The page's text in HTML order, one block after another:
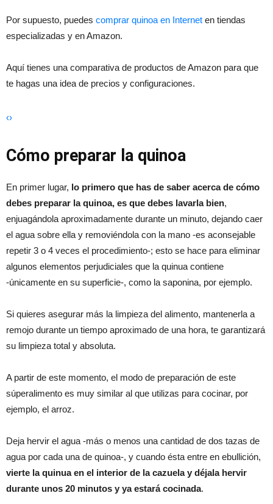
Por supuesto, puedes comprar quinoa en Internet en tiendas
especializadas y en Amazon.
Aquí tienes una comparativa de productos de Amazon para que
te hagas una idea de precios y configuraciones.
‹›
Cómo preparar la quinoa
En primer lugar, lo primero que has de saber acerca de cómo
debes preparar la quinoa, es que debes lavarla bien,
enjuagándola aproximadamente durante un minuto, dejando caer
el agua sobre ella y removiéndola con la mano -es aconsejable
repetir 3 o 4 veces el procedimiento-; esto se hace para eliminar
algunos elementos perjudiciales que la quinua contiene
-únicamente en su superficie-, como la saponina, por ejemplo.
Si quieres asegurar más la limpieza del alimento, mantenerla a
remojo durante un tiempo aproximado de una hora, te garantizará
su limpieza total y absoluta.
A partir de este momento, el modo de preparación de este
súperalimento es muy similar al que utilizas para cocinar, por
ejemplo, el arroz.
Deja hervir el agua -más o menos una cantidad de dos tazas de
agua por cada una de quinoa-, y cuando ésta entre en ebullición,
vierte la quinua en el interior de la cazuela y déjala hervir
durante unos 20 minutos y ya estará cocinada.